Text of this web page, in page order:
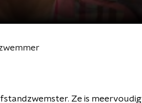
Ze is meervoudig